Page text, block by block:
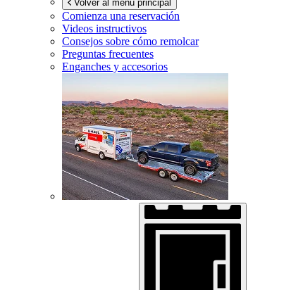
Volver al menú principal
Comienza una reservación
Videos instructivos
Consejos sobre cómo remolcar
Preguntas frecuentes
Enganches y accesorios